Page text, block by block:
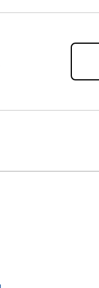
히스